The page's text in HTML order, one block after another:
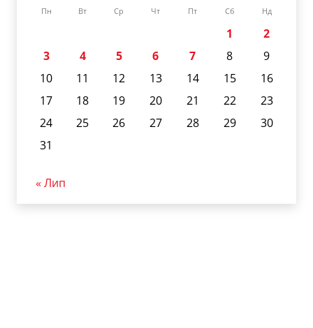
Пн Вт Ср Чт Пт Сб Нд
1
2
3
4 5 6 7 8
9
10
11 12 13 14 15
16
17
18 19 20 21 22
23
24
25 26 27 28 29
30
31
« Лип